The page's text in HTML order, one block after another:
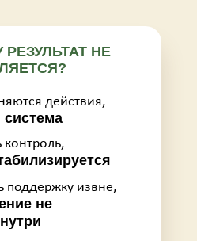
извне,
не
действия,
система
НЕ